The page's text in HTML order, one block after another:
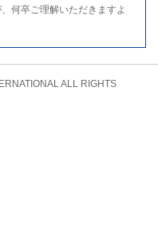
何卒ご理解いただきますよ